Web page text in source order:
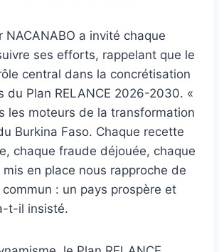
NACANABO a invité chaque
ses efforts, rappelant que le
central dans la concrétisation
du Plan RELANCE 2026-2030. «
les moteurs de la transformation
Burkina Faso. Chaque recette
chaque fraude déjouée, chaque
en place nous rapproche de
: un pays prospère et
t-il insisté.